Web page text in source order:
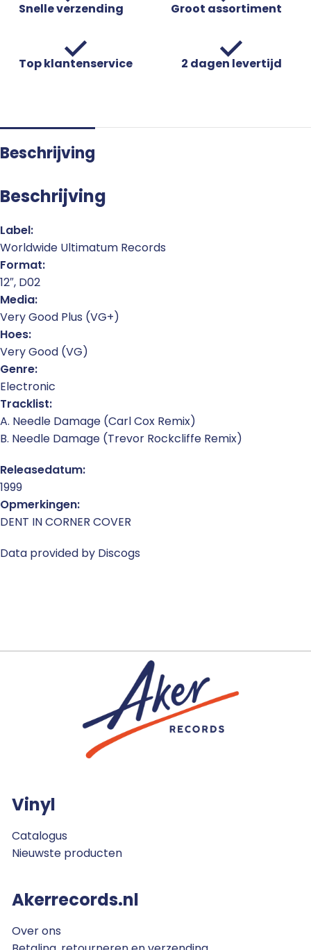
Snelle verzending Groot assortiment
Top klantenservice 2 dagen levertijd
Beschrijving
Beschrijving
Label:
Worldwide Ultimatum Records
Format:
12″, D02
Media:
Very Good Plus (VG+)
Hoes:
Very Good (VG)
Genre:
Electronic
Tracklist:
A. Needle Damage (Carl Cox Remix)
B. Needle Damage (Trevor Rockcliffe Remix)
Releasedatum:
1999
Opmerkingen:
DENT IN CORNER COVER
Data provided by Discogs
Vinyl
Catalogus
Nieuwste producten
Akerrecords.nl
Over ons